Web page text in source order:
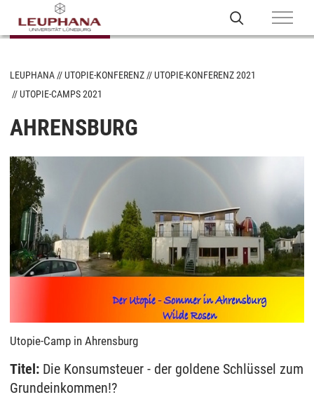
LEUPHANA UTOPIE-KONFERENZ
UTOPIE-KONFERENZ 2021
UTOPIE-CAMPS 2021
AHRENSBURG
Utopie-Camp in Ahrensburg
Titel: Die Konsumsteuer - der goldene Schlüssel zum
Grundeinkommen!?